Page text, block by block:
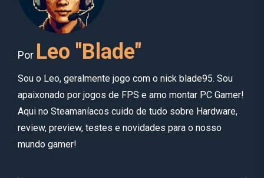
Por Leo "Blade"
Sou o Leo, geralmente jogo com o nick blade95. Sou
apaixonado por jogos de FPS e amo montar PC Gamer!
Aqui no Steamaníacos cuido de tudo sobre Hardware,
review, preview, testes e novidades para o nosso
mundo gamer!